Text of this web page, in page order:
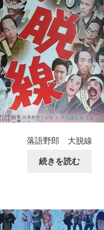
落語野郎 大脱線
続きを読む